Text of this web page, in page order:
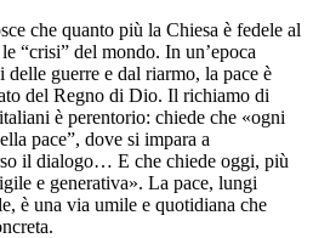
che quanto più la Chiesa è fedele al
“crisi” del mondo. In un’epoca
guerre e dal riarmo, la pace è
del Regno di Dio. Il richiamo di
è perentorio: chiede che «ogni
pace”, dove si impara a
il dialogo… E che chiede oggi, più
e generativa». La pace, lungi
è una via umile e quotidiana che